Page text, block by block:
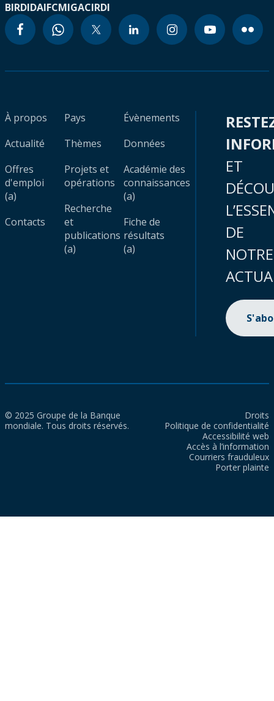
BIRDIDAIFCMIGACIRDI
À propos
Actualité
Offres
d'emploi
(a)
Contacts
Pays
Thèmes
Projets et
opérations
Recherche
et
publications
(a)
Évènements
Données
Académie des
connaissances
(a)
Fiche de
résultats
(a)
ET
DE
NOTRE
© 2025 Groupe de la Banque
mondiale. Tous droits réservés.
Droits
Politique de confidentialité
Accessibilité web
Accès à l’information
Courriers frauduleux
Porter plainte